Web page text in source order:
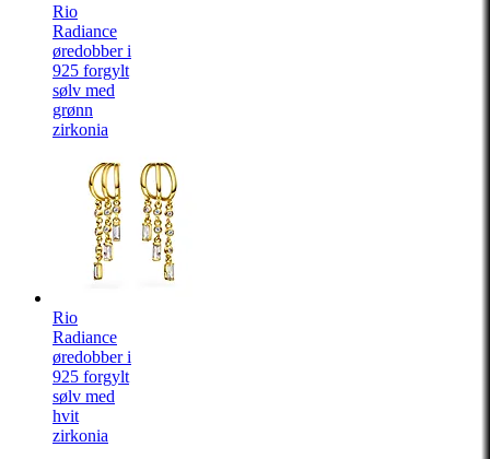
Rio
Radiance
øredobber i
925 forgylt
sølv med
grønn
zirkonia
Rio
Radiance
øredobber i
925 forgylt
sølv med
hvit
zirkonia